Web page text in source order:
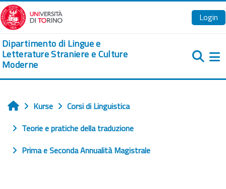
Zum Hauptinhalt
Login
Dipartimento di Lingue e
Letterature Straniere e Culture
Moderne
Startseite
Kurse
Corsi di Linguistica
Teorie e pratiche della traduzione
Prima e Seconda Annualità Magistrale